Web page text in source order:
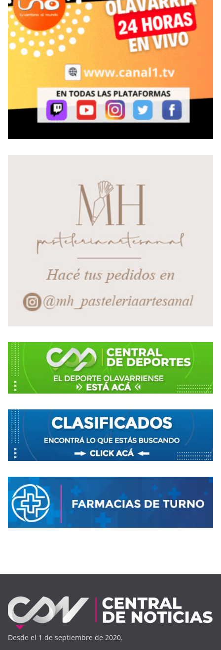
Desde el 1 de septiembre de 2020.